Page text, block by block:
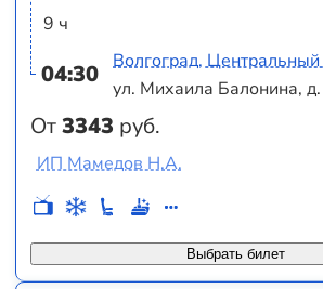
9 ч
04:30
От3343 руб.
Волгоград,
ул. Михаила Балонина,
Выбрать билет
ИП Мамедов Н.А.